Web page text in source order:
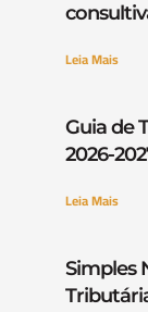
Leia Mais
Guia de
2026-
Leia Mais
Simples